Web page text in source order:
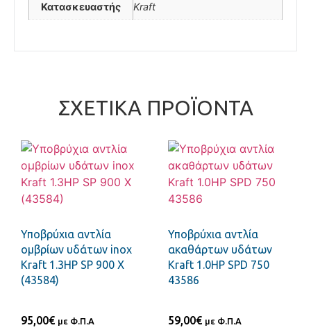
Κατασκευαστής Kraft
ΣΧΕΤΙΚΆ ΠΡΟΪΌΝΤΑ
Υποβρύχια αντλία
ομβρίων υδάτων inox
Kraft 1.3HP SP 900 X
(43584)
95,00€ με Φ.Π.Α
Υποβρύχια αντλία
ακαθάρτων υδάτων
Kraft 1.0HP SPD 750
43586
59,00€ με Φ.Π.Α